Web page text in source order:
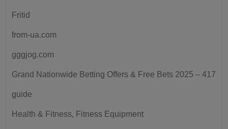
Fritid
from-ua.com
gggjog.com
Grand Nationwide Betting Offers & Free Bets 2025 – 417
guide
Health & Fitness, Fitness Equipment